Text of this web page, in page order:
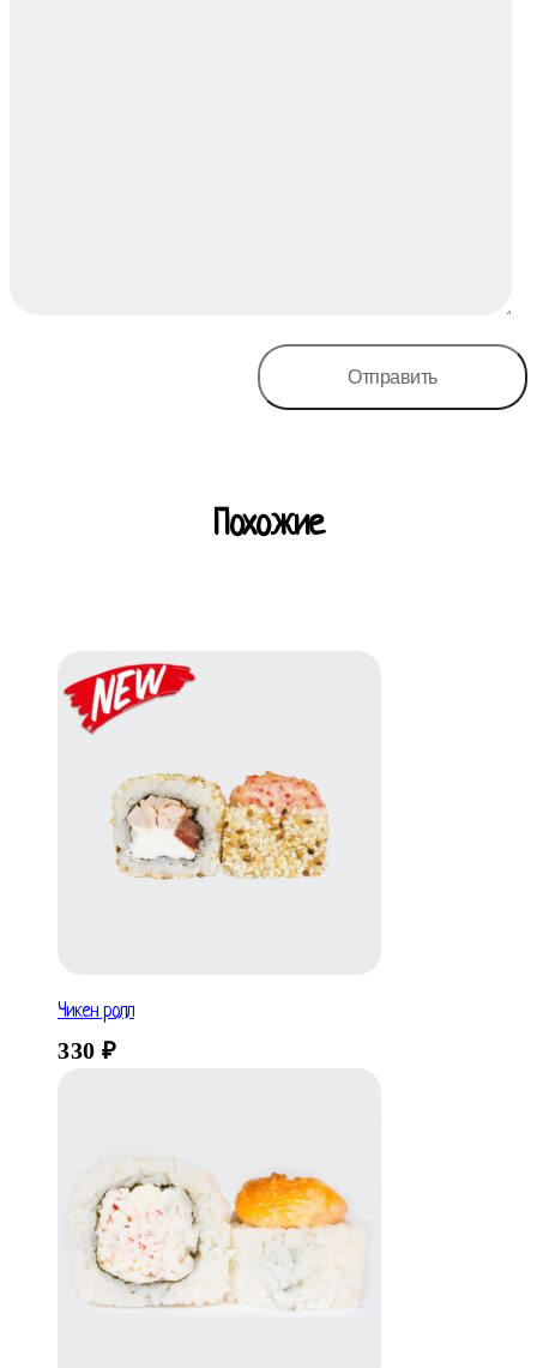
Похожие
Чикен ролл
330₽